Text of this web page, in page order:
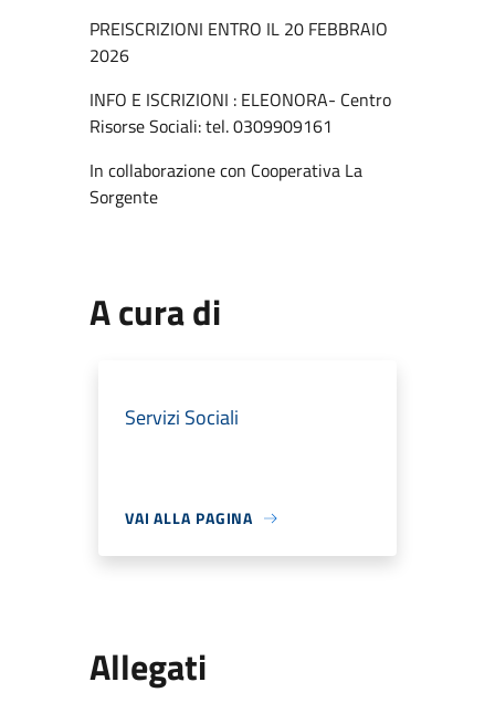
PREISCRIZIONI ENTRO IL 20 FEBBRAIO
2026
INFO E ISCRIZIONI : ELEONORA- Centro
Risorse Sociali: tel. 0309909161
In collaborazione con Cooperativa La
Sorgente
A cura di
Servizi Sociali
VAI ALLA PAGINA
Allegati